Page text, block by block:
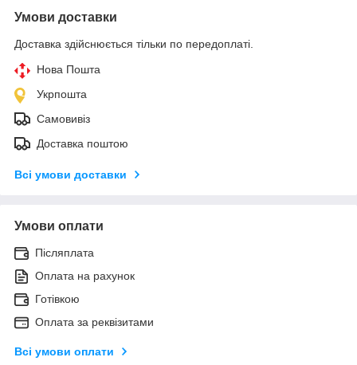
Умови доставки
Доставка здійснюється тільки по передоплаті.
Нова Пошта
Укрпошта
Самовивіз
Доставка поштою
Всі умови доставки
Умови оплати
Післяплата
Оплата на рахунок
Готівкою
Оплата за реквізитами
Всі умови оплати